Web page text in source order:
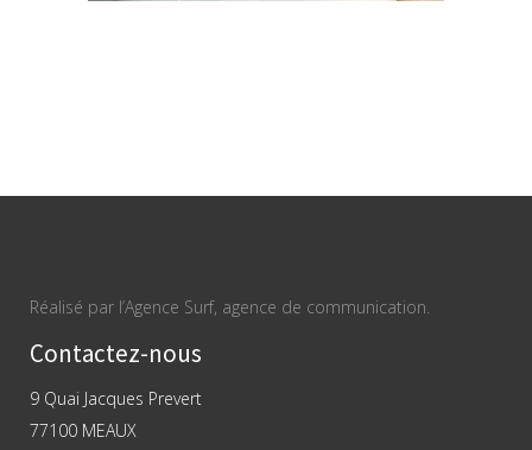
Réalisé par l’Agence Surf, agence de communication.
Contactez-nous
9 Quai Jacques Prevert
77100 MEAUX